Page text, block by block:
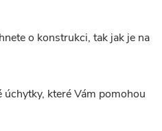
o konstrukci, tak jak je na
které Vám pomohou